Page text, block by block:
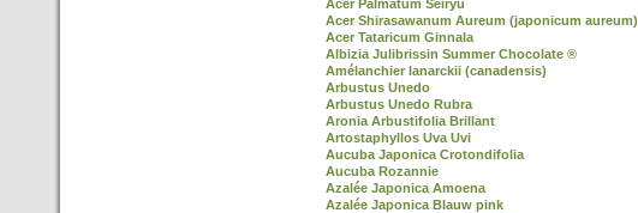
Acer Palmatum Seiryu
Acer Shirasawanum Aureum (japonicum aureum)
Acer Tataricum Ginnala
Albizia Julibrissin Summer Chocolate ®
Amélanchier lanarckii (canadensis)
Arbustus Unedo
Arbustus Unedo Rubra
Aronia Arbustifolia Brillant
Artostaphyllos Uva Uvi
Aucuba Japonica Crotondifolia
Aucuba Rozannie
Azalée Japonica Amoena
Azalée Japonica Blauw pink